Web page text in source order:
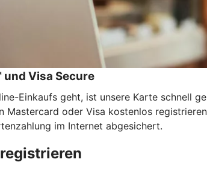
Visa Secure
Einkaufs geht, ist unsere Karte schnell
oder Visa kostenlos
im Internet abgesichert.